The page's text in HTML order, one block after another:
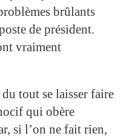
brûlants
de président.
vraiment
tout se laisser faire
qui obère
si l’on ne fait rien,